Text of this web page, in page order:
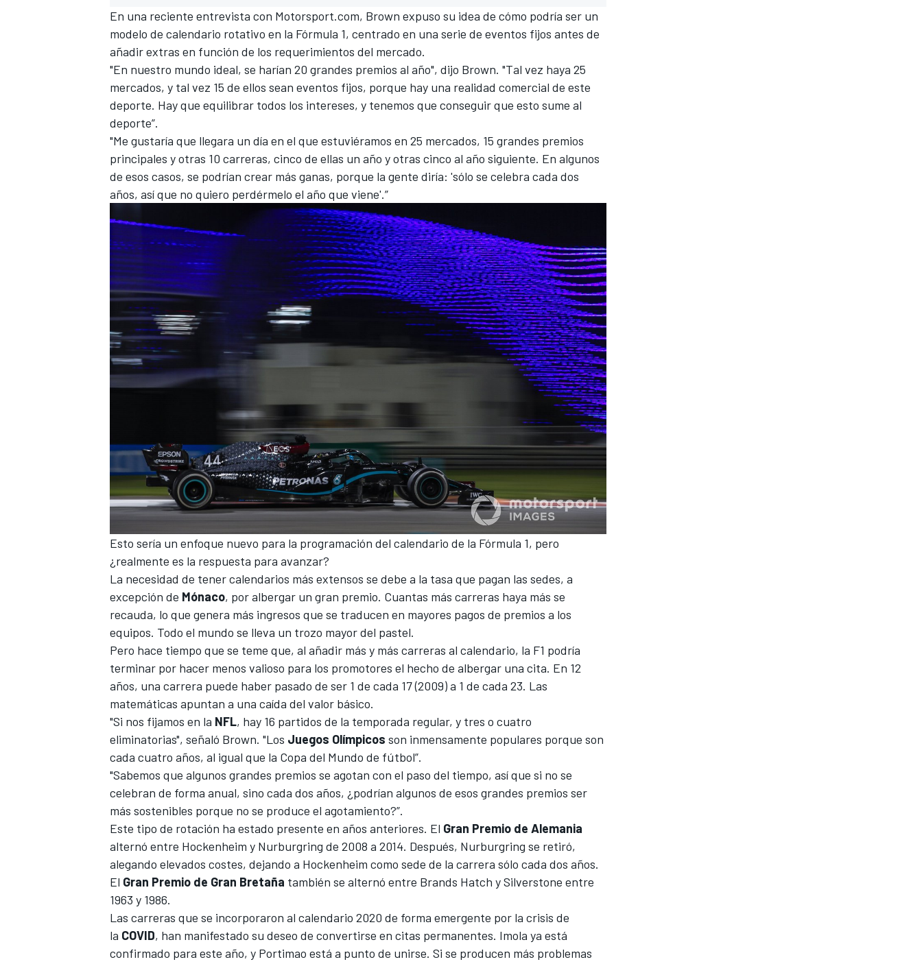
En una reciente entrevista con Motorsport.com, Brown expuso su idea de cómo podría ser un
modelo de calendario rotativo en la Fórmula 1, centrado en una serie de eventos fijos antes de
añadir extras en función de los requerimientos del mercado.
"En nuestro mundo ideal, se harían 20 grandes premios al año", dijo Brown. "Tal vez haya 25
mercados, y tal vez 15 de ellos sean eventos fijos, porque hay una realidad comercial de este
deporte. Hay que equilibrar todos los intereses, y tenemos que conseguir que esto sume al
deporte”.
"Me gustaría que llegara un día en el que estuviéramos en 25 mercados, 15 grandes premios
principales y otras 10 carreras, cinco de ellas un año y otras cinco al año siguiente. En algunos
de esos casos, se podrían crear más ganas, porque la gente diría: 'sólo se celebra cada dos
años, así que no quiero perdérmelo el año que viene'.”
Esto sería un enfoque nuevo para la programación del calendario de la Fórmula 1, pero
¿realmente es la respuesta para avanzar?
La necesidad de tener calendarios más extensos se debe a la tasa que pagan las sedes, a
excepción de Mónaco, por albergar un gran premio. Cuantas más carreras haya más se
recauda, lo que genera más ingresos que se traducen en mayores pagos de premios a los
equipos. Todo el mundo se lleva un trozo mayor del pastel.
Pero hace tiempo que se teme que, al añadir más y más carreras al calendario, la F1 podría
terminar por hacer menos valioso para los promotores el hecho de albergar una cita. En 12
años, una carrera puede haber pasado de ser 1 de cada 17 (2009) a 1 de cada 23. Las
matemáticas apuntan a una caída del valor básico.
"Si nos fijamos en la NFL, hay 16 partidos de la temporada regular, y tres o cuatro
eliminatorias", señaló Brown. "Los Juegos Olímpicos son inmensamente populares porque son
cada cuatro años, al igual que la Copa del Mundo de fútbol”.
"Sabemos que algunos grandes premios se agotan con el paso del tiempo, así que si no se
celebran de forma anual, sino cada dos años, ¿podrían algunos de esos grandes premios ser
más sostenibles porque no se produce el agotamiento?”.
Este tipo de rotación ha estado presente en años anteriores. El Gran Premio de Alemania
alternó entre Hockenheim y Nurburgring de 2008 a 2014. Después, Nurburgring se retiró,
alegando elevados costes, dejando a Hockenheim como sede de la carrera sólo cada dos años.
El Gran Premio de Gran Bretaña también se alternó entre Brands Hatch ySilverstone entre
1963 y 1986.
Las carreras que se incorporaron al calendario 2020 de forma emergente por la crisis de
la COVID, han manifestado su deseo de convertirse en citas permanentes. Imola ya está
confirmado para este año, y Portimao está a punto de unirse. Si se producen más problemas